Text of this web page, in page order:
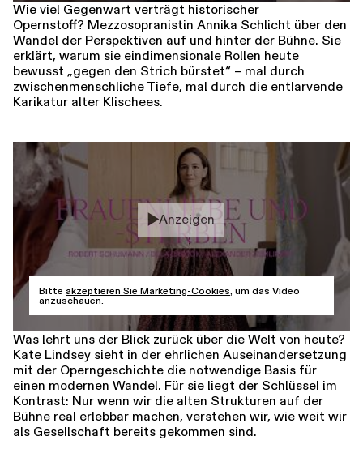
Wie viel Gegenwart verträgt historischer
Opernstoff? Mezzosopranistin Annika Schlicht über den
Wandel der Perspektiven auf und hinter der Bühne. Sie
erklärt, warum sie eindimensionale Rollen heute
bewusst „gegen den Strich bürstet“ – mal durch
zwischenmenschliche Tiefe, mal durch die entlarvende
Karikatur alter Klischees.
Anzeigen
Bitte akzeptieren Sie Marketing-Cookies , um das Video
anzuschauen.
Was lehrt uns der Blick zurück über die Welt von heute?
Kate Lindsey sieht in der ehrlichen Auseinandersetzung
mit der Operngeschichte die notwendige Basis für
einen modernen Wandel. Für sie liegt der Schlüssel im
Kontrast: Nur wenn wir die alten Strukturen auf der
Bühne real erlebbar machen, verstehen wir, wie weit wir
als Gesellschaft bereits gekommen sind.